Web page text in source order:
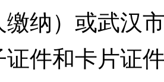
缴纳）或武汉
证件和卡片证